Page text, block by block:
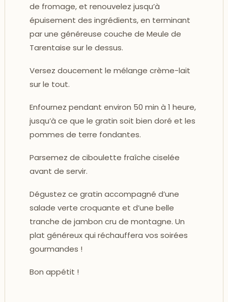
de fromage, et renouvelez jusqu’à
épuisement des ingrédients, en terminant
par une généreuse couche de Meule de
Tarentaise sur le dessus.
Versez doucement le mélange crème-lait
sur le tout.
Enfournez pendant environ 50 min à 1 heure,
jusqu’à ce que le gratin soit bien doré et les
pommes de terre fondantes.
Parsemez de ciboulette fraîche ciselée
avant de servir.
Dégustez ce gratin accompagné d’une
salade verte croquante et d’une belle
tranche de jambon cru de montagne. Un
plat généreux qui réchauffera vos soirées
gourmandes !
Bon appétit !